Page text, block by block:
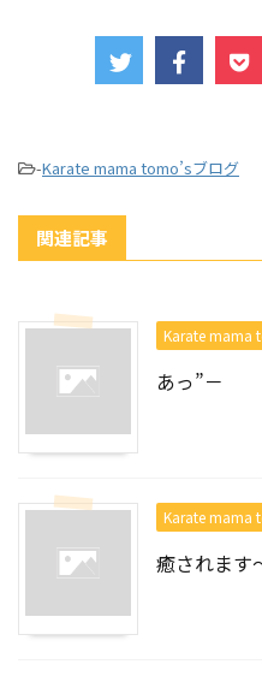
-Karate mama tomo’sブログ
関連記事
Karate mama
あっ”－
Karate mama
癒されます